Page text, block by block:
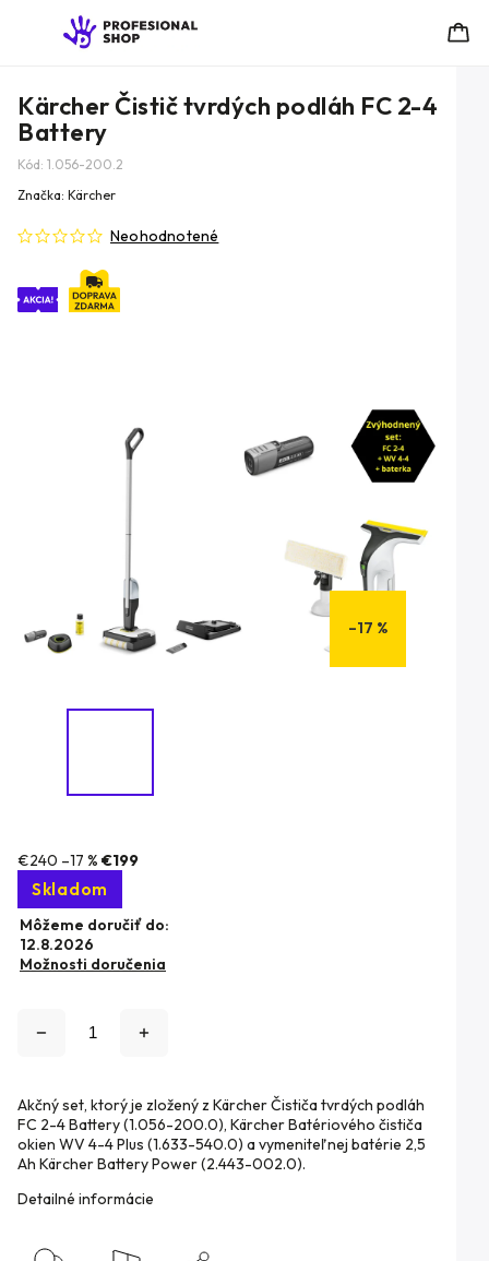
Kärcher Čistič tvrdých podláh FC 2-4
Battery
Kód: 1.056-200.2
Neohodnotené
Značka: Kärcher
–17 %
€240 –17 % €199
Skladom
Môžeme doručiť do:
12.8.2026
Možnosti doručenia
Akčný set, ktorý je zložený z Kärcher Čističa tvrdých podláh
FC 2-4 Battery (1.056-200.0), Kärcher Batériového čističa
okien WV 4-4 Plus (1.633-540.0) a vymeniteľnej batérie 2,5
Ah Kärcher Battery Power(2.443-002.0).
Detailné informácie